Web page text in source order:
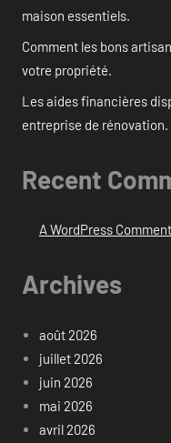
maison essentiels.
Comment les bons
votre propriété.
Les aides financières
entreprise de rénovation.
Recent
A WordPress
Archives
août 2026
juillet 2026
juin 2026
mai 2026
avril 2026